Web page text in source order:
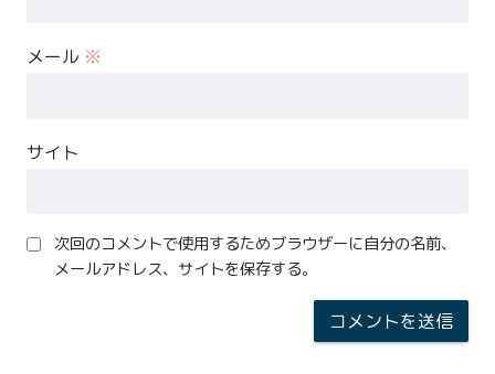
メール ※
サイト
次回のコメントで使用するためブラウザーに自分の名前、
メールアドレス、サイトを保存する。